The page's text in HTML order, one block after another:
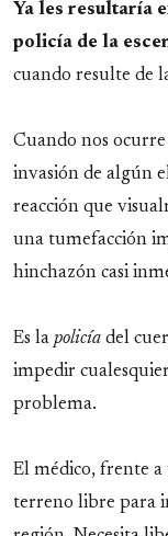
Ya les resultaría
policía de la
cuando resulte de
Cuando nos
invasión de algún
reacción que
una tumefacción
hinchazón casi
Es la policía del
impedir
problema.
El médico, frente
terreno libre para